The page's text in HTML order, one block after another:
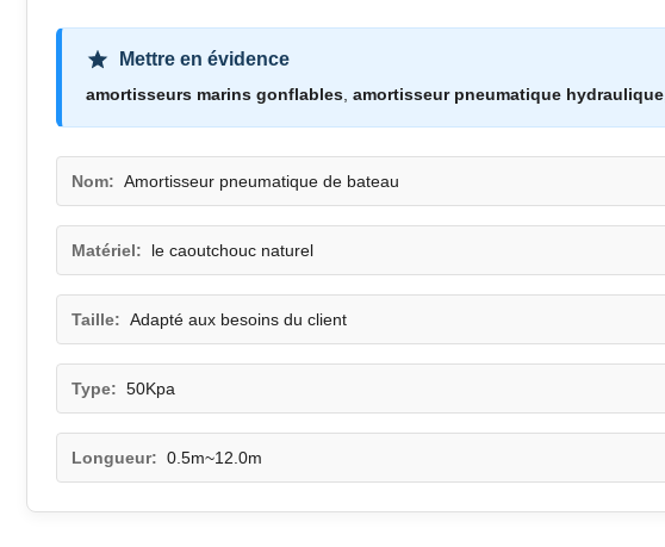
Mettre en évidence
amortisseurs marins gonflables amortisseur pneumatique hydraulique
Nom: Amortisseur pneumatique de bateau
Matériel: le caoutchouc naturel
Taille: Adapté aux besoins du client
Type: 50Kpa
Longueur: 0.5m~12.0m